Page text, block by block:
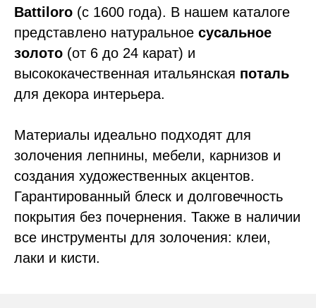
Battiloro (с 1600 года). В нашем каталоге
представлено натуральное сусальное
золото (от 6 до 24 карат) и
высококачественная итальянская поталь
для декора интерьера.
Материалы идеально подходят для
золочения лепнины, мебели, карнизов и
создания художественных акцентов.
Гарантированный блеск и долговечность
покрытия без почернения. Также в наличии
все инструменты для золочения: клеи,
лаки и кисти.